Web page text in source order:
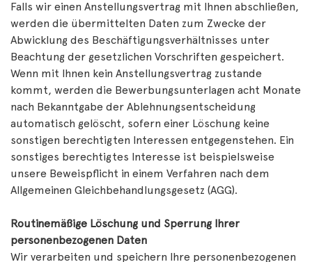
Falls wir einen Anstellungsvertrag mit Ihnen abschließen,
werden die übermittelten Daten zum Zwecke der
Abwicklung des Beschäftigungsverhältnisses unter
Beachtung der gesetzlichen Vorschriften gespeichert.
Wenn mit Ihnen kein Anstellungsvertrag zustande
kommt, werden die Bewerbungsunterlagen acht Monate
nach Bekanntgabe der Ablehnungsentscheidung
automatisch gelöscht, sofern einer Löschung keine
sonstigen berechtigten Interessen entgegenstehen. Ein
sonstiges berechtigtes Interesse ist beispielsweise
unsere Beweispflicht in einem Verfahren nach dem
Allgemeinen Gleichbehandlungsgesetz (AGG).
Routinemäßige Löschung und Sperrung Ihrer
personenbezogenen Daten
Wir verarbeiten und speichern Ihre personenbezogenen